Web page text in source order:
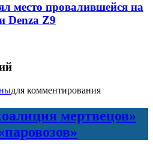
место провалившейся на
Denza Z9
для комментирования
мертвецов»